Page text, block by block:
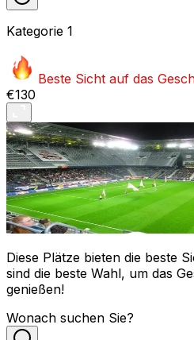
Kategorie 1
Beste Sicht auf das
€130
Diese Plätze bieten die beste
sind die beste Wahl, um das
genießen!
Wonach suchen Sie?